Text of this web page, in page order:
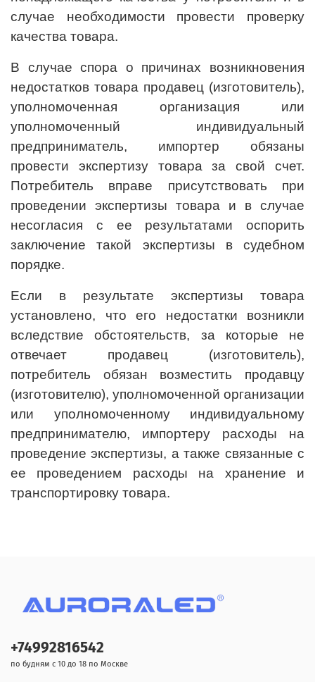
случае необходимости провести проверку
качества товара.
В случае спора о причинах возникновения
недостатков товара продавец (изготовитель),
уполномоченная организация или
уполномоченный индивидуальный
предприниматель, импортер обязаны
провести экспертизу товара за свой счет.
Потребитель вправе присутствовать при
проведении экспертизы товара и в случае
несогласия с ее результатами оспорить
заключение такой экспертизы в судебном
порядке.
Если в результате экспертизы товара
установлено, что его недостатки возникли
вследствие обстоятельств, за которые не
отвечает продавец (изготовитель),
потребитель обязан возместить продавцу
(изготовителю), уполномоченной организации
или уполномоченному индивидуальному
предпринимателю, импортеру расходы на
проведение экспертизы, а также связанные с
ее проведением расходы на хранение и
транспортировку товара.
+74992816542
по будням с 10 до 18 по Москве